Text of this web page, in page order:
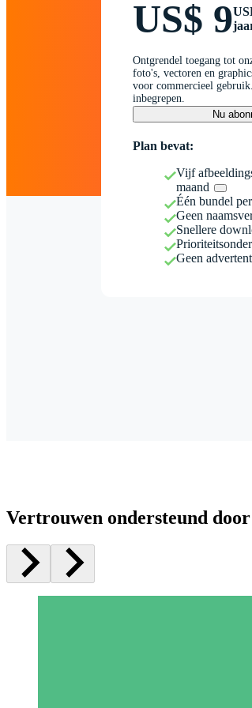
US$ 9
Ontgrendel toegang tot
foto's, vectoren en
voor commercieel
inbegrepen.
Nu
Plan bevat:
Vijf
maand
Één bundel
Geen
Snellere
Geen
Vertrouwen ondersteund